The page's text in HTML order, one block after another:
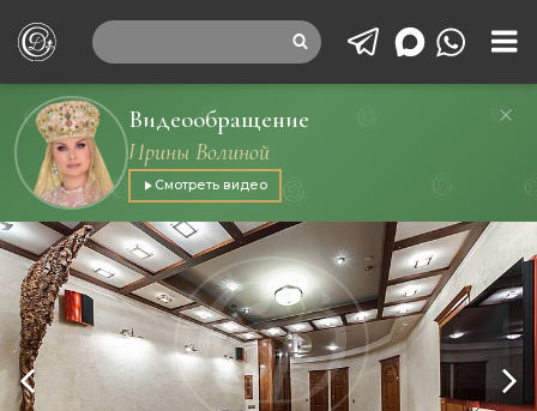
Видеообращение
Ирины Волиной
Смотреть видео